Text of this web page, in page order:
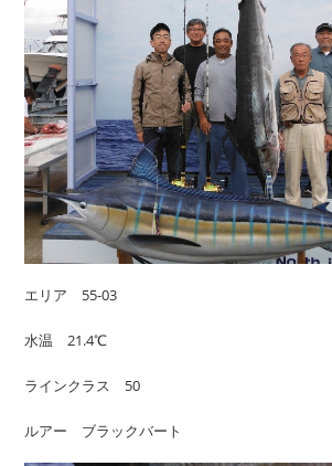
エリア 55-03
水温 21.4℃
ラインクラス 50
ルアー ブラックバート